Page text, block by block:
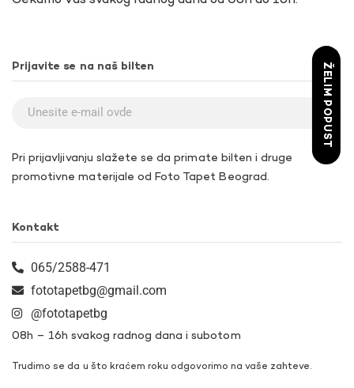
Prijavite se na naš bilten
Pri prijavljivanju slažete se da primate bilten i druge
promotivne materijale od Foto Tapet Beograd.
Kontakt
065/2588-471
fototapetbg@gmail.com
@fototapetbg
08h – 16h svakog radnog dana i subotom
Trudimo se da u što kraćem roku odgovorimo na vaše zahteve.
ŽELIM POPUST